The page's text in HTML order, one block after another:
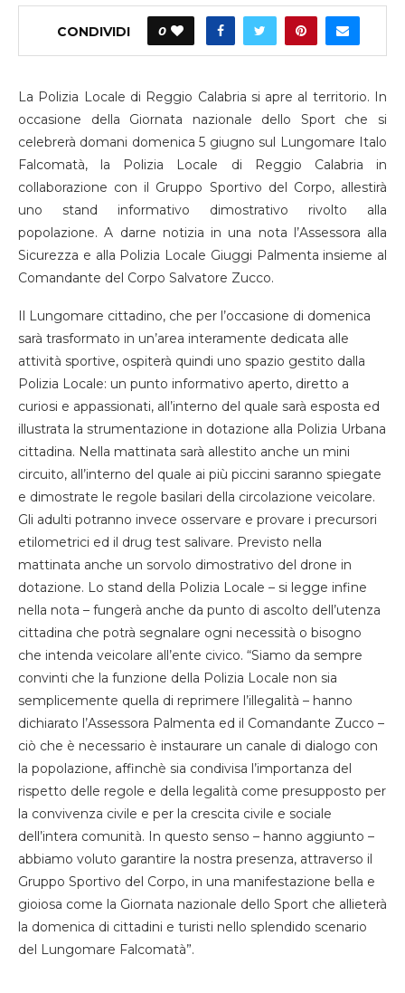
CONDIVIDI 0
La Polizia Locale di Reggio Calabria si apre al territorio. In
occasione della Giornata nazionale dello Sport che si
celebrerà domani domenica 5 giugno sul Lungomare Italo
Falcomatà, la Polizia Locale di Reggio Calabria in
collaborazione con il Gruppo Sportivo del Corpo, allestirà
uno stand informativo dimostrativo rivolto alla
popolazione. A darne notizia in una nota l’Assessora alla
Sicurezza e alla Polizia Locale Giuggi Palmenta insieme al
Comandante del Corpo Salvatore Zucco.
Il Lungomare cittadino, che per l’occasione di domenica
sarà trasformato in un’area interamente dedicata alle
attività sportive, ospiterà quindi uno spazio gestito dalla
Polizia Locale: un punto informativo aperto, diretto a
curiosi e appassionati, all’interno del quale sarà esposta ed
illustrata la strumentazione in dotazione alla Polizia Urbana
cittadina. Nella mattinata sarà allestito anche un mini
circuito, all’interno del quale ai più piccini saranno spiegate
e dimostrate le regole basilari della circolazione veicolare.
Gli adulti potranno invece osservare e provare i precursori
etilometrici ed il drug test salivare. Previsto nella
mattinata anche un sorvolo dimostrativo del drone in
dotazione. Lo stand della Polizia Locale – si legge infine
nella nota – fungerà anche da punto di ascolto dell’utenza
cittadina che potrà segnalare ogni necessità o bisogno
che intenda veicolare all’ente civico. “Siamo da sempre
convinti che la funzione della Polizia Locale non sia
semplicemente quella di reprimere l’illegalità – hanno
dichiarato l’Assessora Palmenta ed il Comandante Zucco –
ciò che è necessario è instaurare un canale di dialogo con
la popolazione, affinchè sia condivisa l’importanza del
rispetto delle regole e della legalità come presupposto per
la convivenza civile e per la crescita civile e sociale
dell’intera comunità. In questo senso – hanno aggiunto –
abbiamo voluto garantire la nostra presenza, attraverso il
Gruppo Sportivo del Corpo, in una manifestazione bella e
gioiosa come la Giornata nazionale dello Sport che allieterà
la domenica di cittadini e turisti nello splendido scenario
del Lungomare Falcomatà”.